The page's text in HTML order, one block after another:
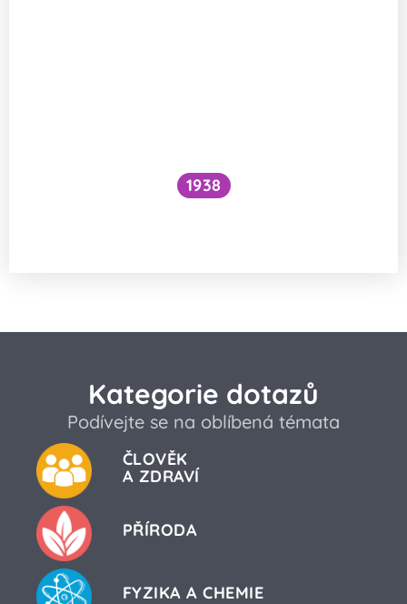
1938
Kategorie dotazů
Podívejte se na oblíbená témata
ČLOVĚK
A ZDRAVÍ
PŘÍRODA
FYZIKA A CHEMIE